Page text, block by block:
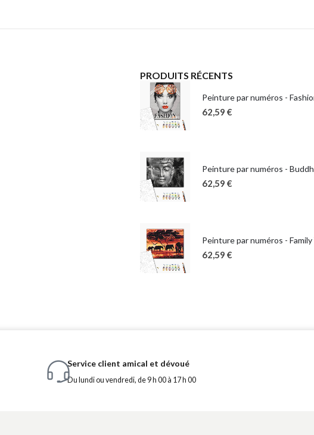
PRODUITS RÉCENTS
Peinture par numéros -
62,59 €
Peinture par numéros -
62,59 €
Peinture par numéros - Family
62,59 €
Service client amical et dévoué
Du lundi ou vendredi, de 9 h 00 à 17 h 00